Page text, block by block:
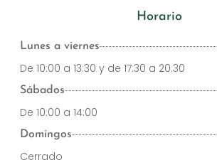
Horario
Lunes a viernes
De 10:00 a 13:30 y de 17:30 a 20:30
Sábados
De 10:00 a 14:00
Domingos
Cerrado